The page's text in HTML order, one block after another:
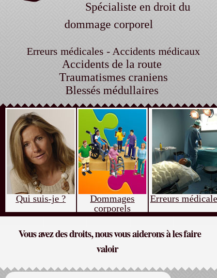
Spécialiste en droit du
dommage corporel
Erreurs médicales - Accidents médicaux
Accidents de la route
Traumatismes craniens
Blessés médullaires
Qui suis-je ?
Dommages
corporels
Erreurs
Vous avez des droits, nous vous aiderons à les faire
valoir